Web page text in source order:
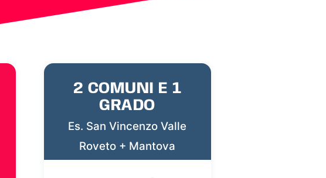
2 COMUNI E 1
GRADO
Es. San Vincenzo Valle
Roveto + Mantova